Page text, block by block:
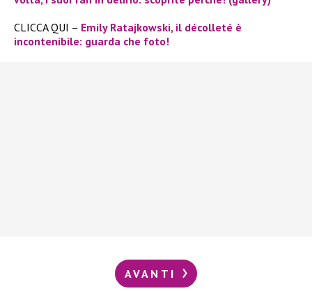
CLICCA QUI – Emily Ratajkowski, il décolleté è
incontenibile: guarda che foto!
AVANTI